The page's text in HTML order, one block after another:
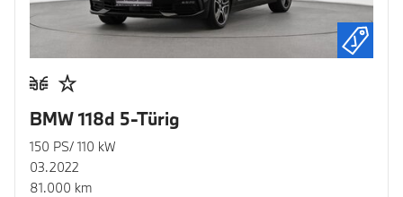
BMW 118d 5-Türig
150 PS/ 110 kW
03.2022
81.000 km